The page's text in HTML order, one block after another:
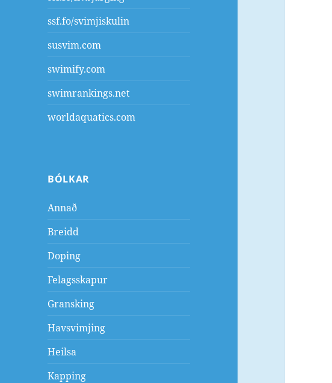
ssf.fo/svimjiskulin
susvim.com
swimify.com
swimrankings.net
worldaquatics.com
BÓLKAR
Annað
Breidd
Doping
Felagsskapur
Gransking
Havsvimjing
Heilsa
Kapping